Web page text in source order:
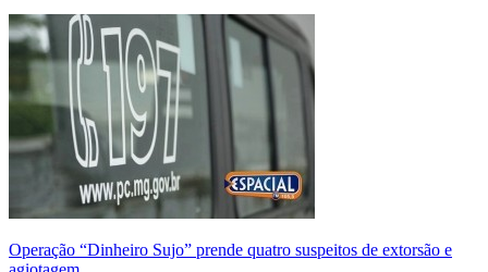
Operação “Dinheiro Sujo” prende quatro suspeitos de extorsão e